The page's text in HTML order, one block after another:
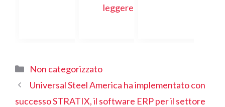
leggere
Categorie
Non categorizzato
Universal Steel America ha implementato con
successo STRATIX, il software ERP per il settore